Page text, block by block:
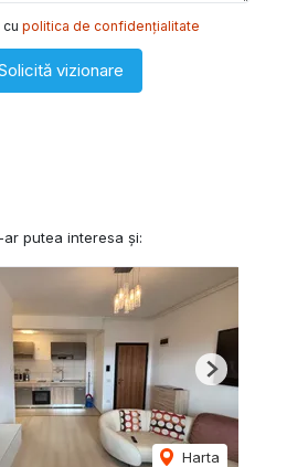
politica de confidențialitate
vizionare
ar putea interesa și:
Harta
Next